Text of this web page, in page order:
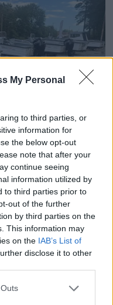
My Personal
to third parties, or
information for
the below opt-out
note that after your
continue seeing
information utilized by
to third parties prior to
out of the further
by third parties on the
This information may
on the IAB’s List of
disclose it to other
PLUS
øker